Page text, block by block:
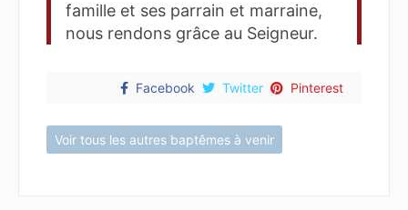
famille et ses parrain et marraine,
nous rendons grâce au Seigneur.
Facebook Twitter Pinterest
Voir tous les autres baptêmes à venir